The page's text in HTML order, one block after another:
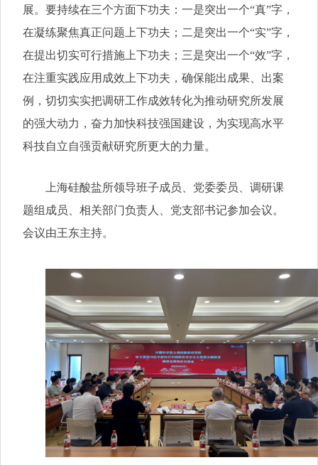
展。要持续在三个方面下功夫：一是突出一个“真”字，
在凝练聚焦真正问题上下功夫；二是突出一个“实”字，
在提出切实可行措施上下功夫；三是突出一个“效”字，
在注重实践应用成效上下功夫，确保能出成果、出案
例，切切实实把调研工作成效转化为推动研究所发展
的强大动力，奋力加快科技强国建设，为实现高水平
科技自立自强贡献研究所更大的力量。
上海硅酸盐所领导班子成员、党委委员、调研课
题组成员、相关部门负责人、党支部书记参加会议。
会议由王东主持。